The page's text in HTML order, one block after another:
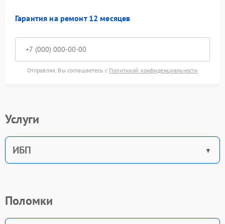
Гарантия на ремонт 12 месяцев
Отправляя, Вы соглашаетесь с Политикой конфиденциальности
Услуги
ИБП
Поломки